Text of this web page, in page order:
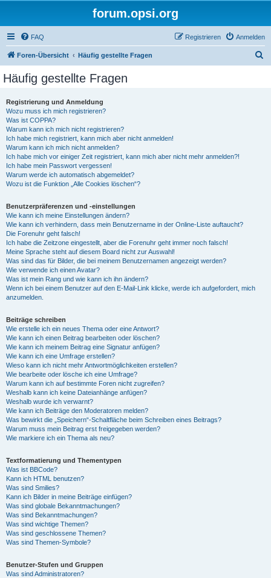
forum.opsi.org
FAQ Anmelden
Registrieren
Foren-Übersicht Häufig gestellte Fragen
Häufig gestellte Fragen
Registrierung und Anmeldung
Wozu muss ich mich registrieren?
Was ist COPPA?
Warum kann ich mich nicht registrieren?
Ich habe mich registriert, kann mich aber nicht anmelden!
Warum kann ich mich nicht anmelden?
Ich habe mich vor einiger Zeit registriert, kann mich aber nicht mehr anmelden?!
Ich habe mein Passwort vergessen!
Warum werde ich automatisch abgemeldet?
Wozu ist die Funktion „Alle Cookies löschen“?
Benutzerpräferenzen und -einstellungen
Wie kann ich meine Einstellungen ändern?
Wie kann ich verhindern, dass mein Benutzername in der Online-Liste auftaucht?
Die Forenuhr geht falsch!
Ich habe die Zeitzone eingestellt, aber die Forenuhr geht immer noch falsch!
Meine Sprache steht auf diesem Board nicht zur Auswahl!
Was sind das für Bilder, die bei meinem Benutzernamen angezeigt werden?
Wie verwende ich einen Avatar?
Was ist mein Rang und wie kann ich ihn ändern?
Wenn ich bei einem Benutzer auf den E-Mail-Link klicke, werde ich aufgefordert, mich
anzumelden.
Beiträge schreiben
Wie erstelle ich ein neues Thema oder eine Antwort?
Wie kann ich einen Beitrag bearbeiten oder löschen?
Wie kann ich meinem Beitrag eine Signatur anfügen?
Wie kann ich eine Umfrage erstellen?
Wieso kann ich nicht mehr Antwortmöglichkeiten erstellen?
Wie bearbeite oder lösche ich eine Umfrage?
Warum kann ich auf bestimmte Foren nicht zugreifen?
Weshalb kann ich keine Dateianhänge anfügen?
Weshalb wurde ich verwarnt?
Wie kann ich Beiträge den Moderatoren melden?
Was bewirkt die „Speichern“-Schaltfläche beim Schreiben eines Beitrags?
Warum muss mein Beitrag erst freigegeben werden?
Wie markiere ich ein Thema als neu?
Textformatierung und Thementypen
Was ist BBCode?
Kann ich HTML benutzen?
Was sind Smilies?
Kann ich Bilder in meine Beiträge einfügen?
Was sind globale Bekanntmachungen?
Was sind Bekanntmachungen?
Was sind wichtige Themen?
Was sind geschlossene Themen?
Was sind Themen-Symbole?
Benutzer-Stufen und Gruppen
Was sind Administratoren?